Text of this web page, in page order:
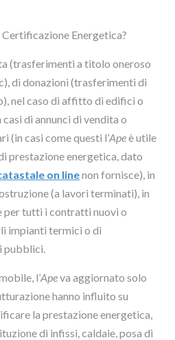
Certificazione Energetica?
(trasferimenti a titolo oneroso
di donazioni (trasferimenti di
nel caso di affitto di edifici o
di annunci di vendita o
(in casi come questi l’Apeè utile
prestazione energetica, dato
on linenon fornisce), in
(a lavori terminati), in
per tutti i contratti nuovi o
impianti termici o di
pubblici.
l’Apeva aggiornato solo
hanno influito su
la prestazione energetica,
di infissi, caldaie, posa di